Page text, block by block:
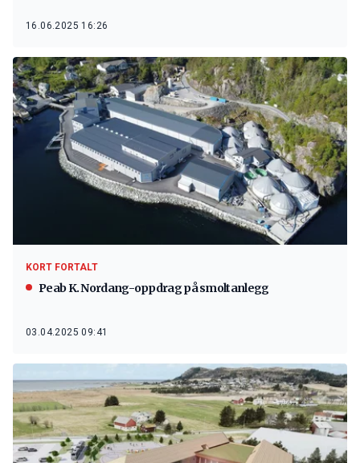
16.06.2025 16:26
KORT FORTALT
Peab K. Nordang-oppdrag på smoltanlegg
03.04.2025 09:41